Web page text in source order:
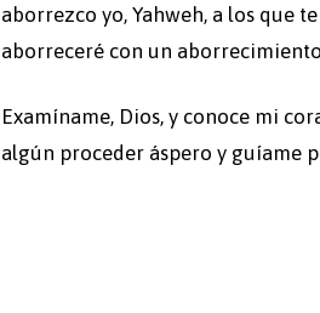
aborrezco yo, Yahweh, a los que
aborreceré con un
Examíname, Dios, y conoce mi
algún proceder áspero y guíame